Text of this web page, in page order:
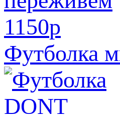
1150p
Футболка